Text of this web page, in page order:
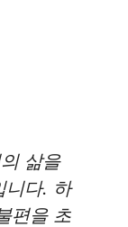
삶을
니다. 하
편을 초